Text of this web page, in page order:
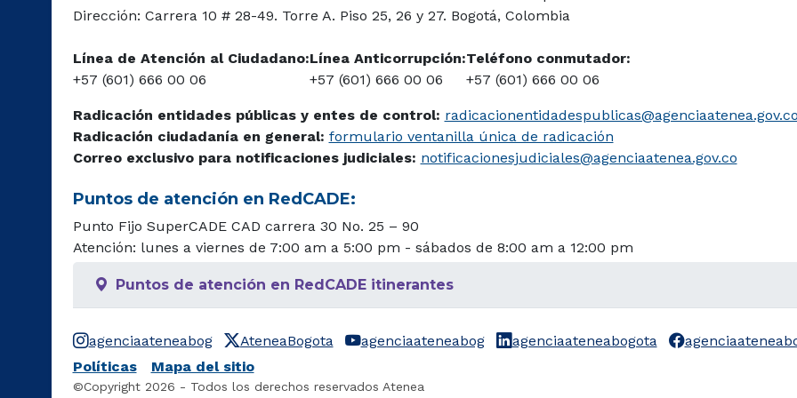
Dirección: Carrera 10 # 28-49. Torre A. Piso 25, 26 y 27. Bogotá, Colombia
Línea de Atención al Ciudadano:
+57 (601) 666 00 06
Línea Anticorrupción:
+57 (601) 666 00 06
Teléfono conmutador:
+57 (601) 666 00 06
Radicación entidades públicas y entes de control: radicacionentidadespublicas@agenciaatenea.gov.co
Radicación ciudadanía en general: formulario ventanilla única de radicación
Correo exclusivo para notificaciones judiciales: notificacionesjudiciales@agenciaatenea.gov.co
Puntos de atención en RedCADE:
Punto Fijo SuperCADE CAD carrera 30 No. 25 – 90
Atención: lunes a viernes de 7:00 am a 5:00 pm - sábados de 8:00 am a 12:00 pm
Puntos de atención en RedCADE itinerantes
agenciaateneabog AteneaBogota agenciaateneabog agenciaateneabogota
Políticas
Mapa del sitio
©Copyright 2026 - Todos los derechos reservados Atenea